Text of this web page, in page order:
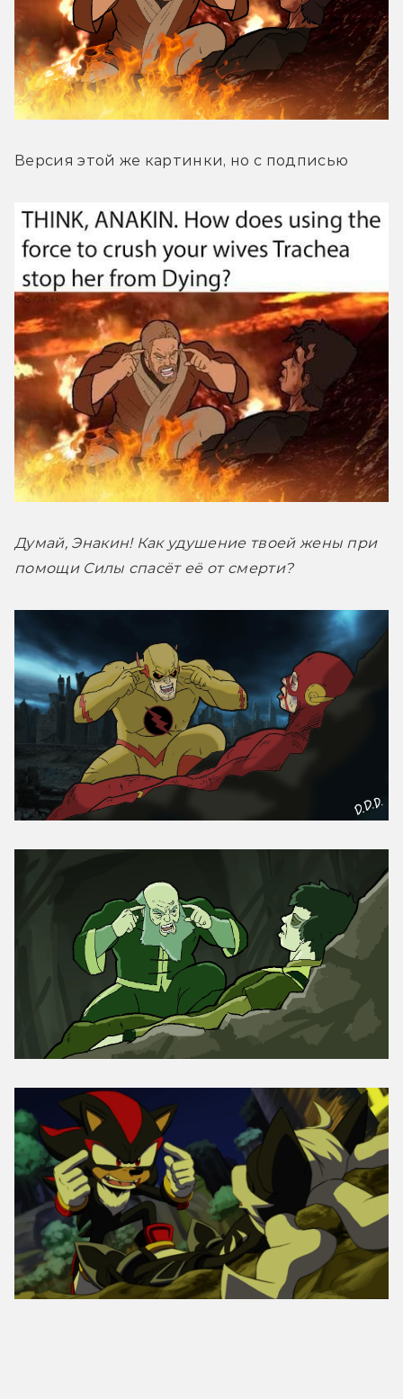
Версия этой же картинки, но с подписью
Думай, Энакин! Как удушение твоей жены при
помощи Силы спасёт её от смерти?